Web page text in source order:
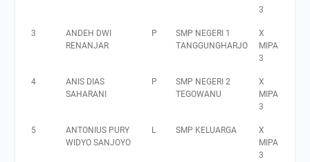
3
3
ANDEH DWI
RENANJAR
P
SMP NEGERI 1
TANGGUNGHARJO
X
MIPA
3
4
ANIS DIAS
SAHARANI
P
SMP NEGERI 2
TEGOWANU
X
MIPA
3
5
ANTONIUS PURY
WIDYO SANJOYO
L SMP KELUARGA
X
MIPA
3